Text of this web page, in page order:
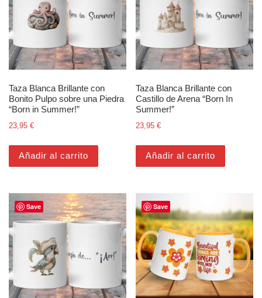
Taza Blanca Brillante con
Bonito Pulpo sobre una Piedra
“Born in Summer!”
23,95 €
Añadir al carrito
Taza Blanca Brillante con
Castillo de Arena “Born In
Summer!”
23,95€
Añadir al carrito
Save Save